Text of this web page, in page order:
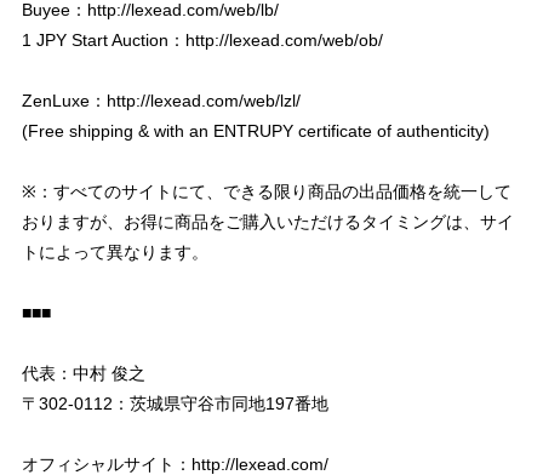
Buyee： http://lexead.com/web/lb/
1 JPY Start Auction： http://lexead.com/web/ob/
ZenLuxe： http://lexead.com/web/lzl/
(Free shipping & with an ENTRUPY certificate of authenticity)
※：すべてのサイトにて、できる限り商品の出品価格を統一して
おりますが、お得に商品をご購入いただけるタイミングは、サイ
トによって異なります。
■■■
代表：中村 俊之
〒302-0112：茨城県守谷市同地197番地
オフィシャルサイト： http://lexead.com/